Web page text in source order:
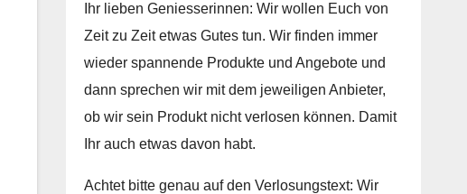
Ihr lieben Geniesserinnen: Wir wollen Euch von
Zeit zu Zeit etwas Gutes tun. Wir finden immer
wieder spannende Produkte und Angebote und
dann sprechen wir mit dem jeweiligen Anbieter,
ob wir sein Produkt nicht verlosen können. Damit
Ihr auch etwas davon habt.
Achtet bitte genau auf den Verlosungstext: Wir